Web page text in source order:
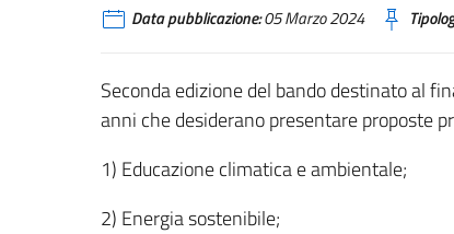
Data pubblicazione:05 Marzo 2024
Seconda edizione del bando destinato al
anni che desiderano presentare proposte
1) Educazione climatica e ambientale;
2) Energia sostenibile;